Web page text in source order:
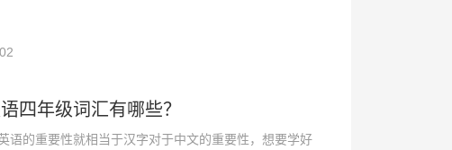
四年级词汇有哪些？
语的重要性就相当于汉字对于中文的重要性，想要学好